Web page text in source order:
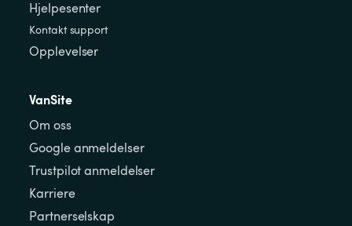
Hjelpesenter
Kontakt support
Opplevelser
VanSite
Om oss
Google anmeldelser
Trustpilot anmeldelser
Karriere
Partnerselskap